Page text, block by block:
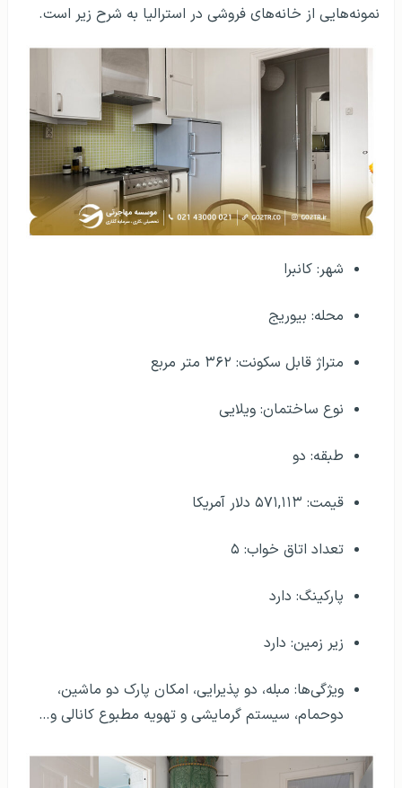
نمونه‌هایی از خانه‌های فروشی در استرالیا به شرح زیر است.
شهر: کانبرا
محله: بیوریج
متراژ قابل سکونت: ۳۶۲ متر مربع
نوع ساختمان: ویلایی
طبقه: دو
قیمت: ۵۷۱,۱۱۳ دلار آمریکا
تعداد اتاق خواب: ۵
پارکینگ: دارد
زیر زمین: دارد
ویژگی‌ها: مبله، دو پذیرایی، امکان پارک دو ماشین،
دوحمام، سیستم گرمایشی و تهویه مطبوع کانالی و…